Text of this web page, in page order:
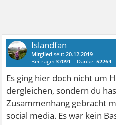
Islandfan
Mitglied seit:20.12.2019
Beiträge:37091 Danke:52264
Es ging hier doch nicht um
dergleichen, sondern du
Zusammenhang gebracht
social media. Es war kein